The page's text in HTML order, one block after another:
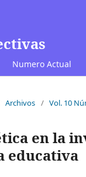
Numero Actual
Archivos / Vol. 10
en la
educativa